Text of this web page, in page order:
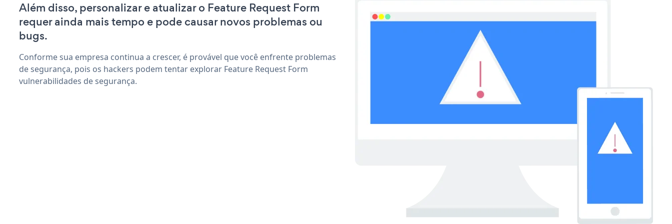
Além disso, personalizar e atualizar o Feature Request Form
requer ainda mais tempo e pode causar novos problemas ou
bugs.
Conforme sua empresa continua a crescer, é provável que você enfrente problemas
de segurança, pois os hackers podem tentar explorar Feature Request Form
vulnerabilidades de segurança.